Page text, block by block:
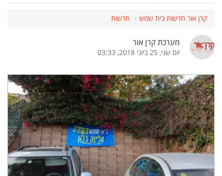
קרן אור חדשות בית שמש חדשות
מערכת קרן אור
יום שני, 25 ביוני 2018, 03:33